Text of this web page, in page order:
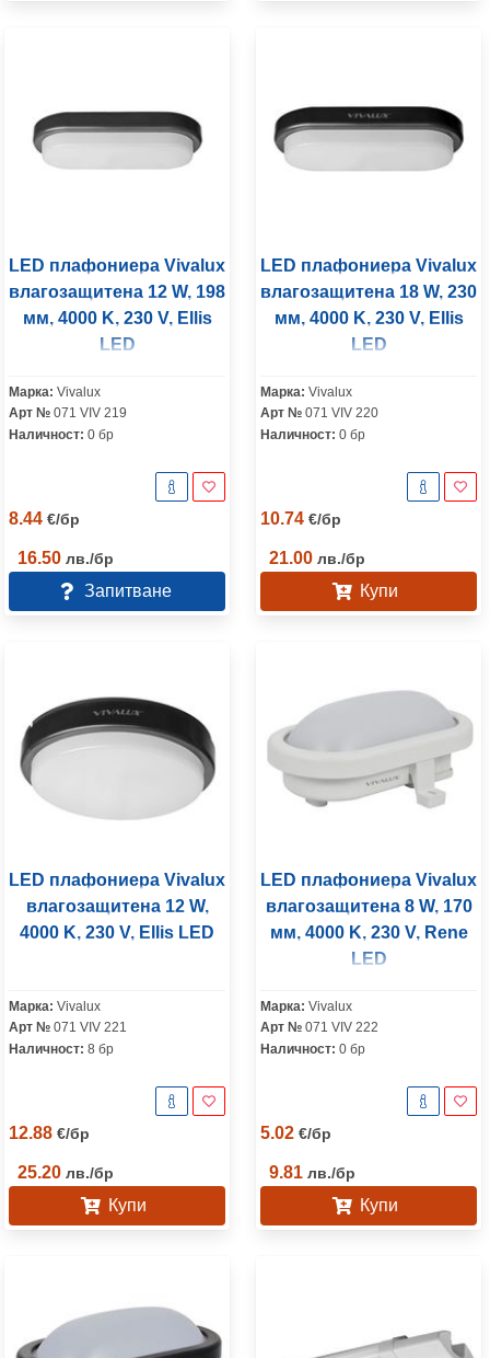
LED плафониера Vivalux
влагозащитена 12 W, 198
мм, 4000 K, 230 V, Ellis
LED
Марка: Vivalux
Арт № 071 VIV 219
Наличност: 0 бр
8.44 €/бр
16.50 лв./бр
Запитване
LED плафониера Vivalux
влагозащитена 18 W, 230
мм, 4000 K, 230 V, Ellis
LED
Марка: Vivalux
Арт № 071 VIV 220
Наличност: 0 бр
10.74 €/бр
21.00 лв./бр
Купи
LED плафониера Vivalux
влагозащитена 12 W,
4000 K, 230 V, Ellis LED
Марка: Vivalux
Арт № 071 VIV 221
Наличност: 8 бр
12.88 €/бр
25.20 лв./бр
Купи
LED плафониера Vivalux
влагозащитена 8 W, 170
мм, 4000 K, 230 V, Rene
LED
Марка: Vivalux
Арт № 071 VIV 222
Наличност: 0 бр
5.02 €/бр
9.81 лв./бр
Купи